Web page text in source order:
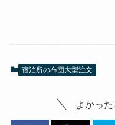
宿泊所の布団大型注文
よかっ